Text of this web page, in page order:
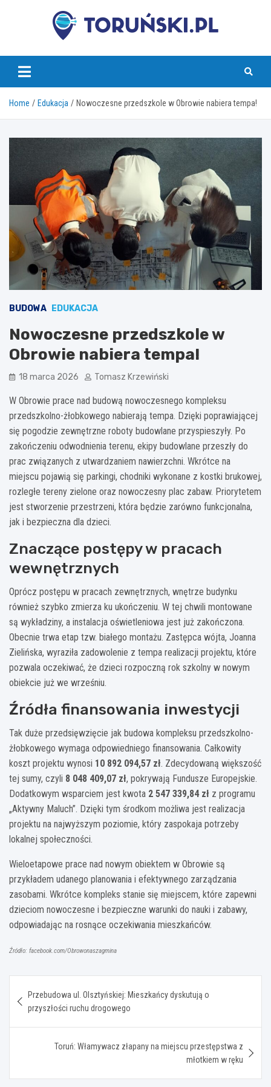
torunski.pl
Home Edukacja Nowoczesne przedszkole w Obrowie nabiera tempa!
BUDOWA EDUKACJA
Nowoczesne przedszkole w
Obrowie nabiera tempa!
18 marca 2026 Tomasz Krzewiński
W Obrowie prace nad budową nowoczesnego kompleksu
przedszkolno-żłobkowego nabierają tempa. Dzięki poprawiającej
się pogodzie zewnętrzne roboty budowlane przyspieszyły. Po
zakończeniu odwodnienia terenu, ekipy budowlane przeszły do
prac związanych z utwardzaniem nawierzchni. Wkrótce na
miejscu pojawią się parkingi, chodniki wykonane z kostki brukowej,
rozległe tereny zielone oraz nowoczesny plac zabaw. Priorytetem
jest stworzenie przestrzeni, która będzie zarówno funkcjonalna,
jak i bezpieczna dla dzieci.
Znaczące postępy w pracach
wewnętrznych
Oprócz postępu w pracach zewnętrznych, wnętrze budynku
również szybko zmierza ku ukończeniu. W tej chwili montowane
są wykładziny, a instalacja oświetleniowa jest już zakończona.
Obecnie trwa etap tzw. białego montażu. Zastępca wójta, Joanna
Zielińska, wyraziła zadowolenie z tempa realizacji projektu, które
pozwala oczekiwać, że dzieci rozpoczną rok szkolny w nowym
obiekcie już we wrześniu.
Źródła finansowania inwestycji
Tak duże przedsięwzięcie jak budowa kompleksu przedszkolno-
żłobkowego wymaga odpowiedniego finansowania. Całkowity
koszt projektu wynosi 10 892 094,57 zł. Zdecydowaną większość
tej sumy, czyli 8 048 409,07 zł, pokrywają Fundusze Europejskie.
Dodatkowym wsparciem jest kwota 2 547 339,84 zł z programu
„Aktywny Maluch”. Dzięki tym środkom możliwa jest realizacja
projektu na najwyższym poziomie, który zaspokaja potrzeby
lokalnej społeczności.
Wieloetapowe prace nad nowym obiektem w Obrowie są
przykładem udanego planowania i efektywnego zarządzania
zasobami. Wkrótce kompleks stanie się miejscem, które zapewni
dzieciom nowoczesne i bezpieczne warunki do nauki i zabawy,
odpowiadając na rosnące oczekiwania mieszkańców.
Źródło: facebook.com/Obrowonaszagmina
wpisu
Przebudowa ul. Olsztyńskiej: Mieszkańcy dyskutują o
przyszłości ruchu drogowego
Toruń: Włamywacz złapany na miejscu przestępstwa z
młotkiem w ręku